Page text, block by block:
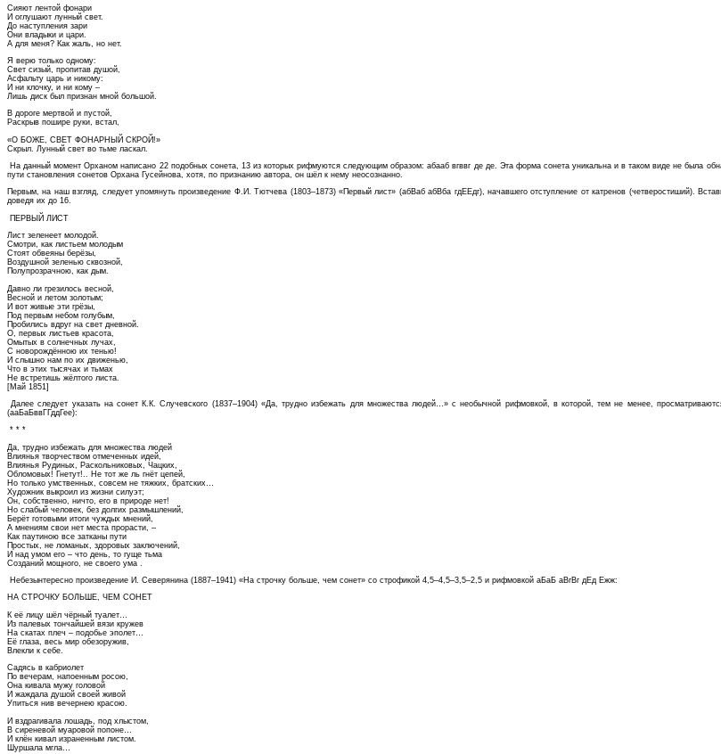
Сияют лентой фонари
И оглушают лунный свет.
До наступления зари
Они владыки и цари.
А для меня? Как жаль, но нет.
Я верю только одному:
Свет сизый, пропитав душой,
Асфальту царь и никому:
И ни клочку, и ни кому –
Лишь диск был признан мной большой.
В дороге мертвой и пустой,
Раскрыв пошире руки, встал,
«О БОЖЕ, СВЕТ ФОНАРНЫЙ СКРОЙ!»
Скрыл. Лунный свет во тьме ласкал.
На данный момент Орханом написано 22 подобных сонета, 13 из которых рифмуются следующим образом: абааб вгввг де де. Эта форма сонета уникальна и в таком виде не была
пути становления сонетов Орхана Гусейнова, хотя, по признанию автора, он шёл к нему неосознанно.
Первым, на наш взгляд, следует упомянуть произведение Ф.И. Тютчева (1803–1873) «Первый лист» (абВаб абВба гдЕЕдг), начавшего отступление от катренов (четверостиший).
доведя их до 16.
ПЕРВЫЙ ЛИСТ
Лист зеленеет молодой.
Смотри, как листьем молодым
Стоят обвеяны берёзы,
Воздушной зеленью сквозной,
Полупрозрачною, как дым.
Давно ли грезилось весной,
Весной и летом золотым;
И вот живые эти грёзы,
Под первым небом голубым,
Пробились вдруг на свет дневной.
О, первых листьев красота,
Омытых в солнечных лучах,
С новорождённою их тенью!
И слышно нам по их движенью,
Что в этих тысячах и тьмах
Не встретишь жёлтого листа.
[Май 1851]
Далее следует указать на сонет К.К. Случевского (1837–1904) «Да, трудно избежать для множества людей…» с необычной рифмовкой, в которой, тем не менее,
(ааБаБввГГддГее):
* * *
Да, трудно избежать для множества людей
Влиянья творчеством отмеченных идей,
Влиянья Рудиных, Раскольниковых, Чацких,
Обломовых! Гнетут!.. Не тот же ль гнёт цепей,
Но только умственных, совсем не тяжких, братских…
Художник выкроил из жизни силуэт;
Он, собственно, ничто, его в природе нет!
Но слабый человек, без долгих размышлений,
Берёт готовыми итоги чуждых мнений,
А мнениям свои нет места прорасти, –
Как паутиною все затканы пути
Простых, не ломаных, здоровых заключений,
И над умом его – что день, то гуще тьма
Созданий мощного, не своего ума .
Небезынтересно произведение И. Северянина (1887–1941) «На строчку больше, чем сонет» со строфикой 4,5–4,5–3,5–2,5 и рифмовкой аБаБ аВгВг дЕд Ежж:
НА СТРОЧКУ БОЛЬШЕ, ЧЕМ СОНЕТ
К её лицу шёл чёрный туалет…
Из палевых тончайшей вязи кружев
На скатах плеч – подобье эполет…
Её глаза, весь мир обезоружив,
Влекли к себе.
Садясь в кабриолет
По вечерам, напоенным росою,
Она кивала мужу головой
И жаждала душой своей живой
Упиться нив вечернею красою.
И вздрагивала лошадь, под хлыстом,
В сиреневой муаровой попоне…
И клён кивал израненным листом.
Шуршала мгла…